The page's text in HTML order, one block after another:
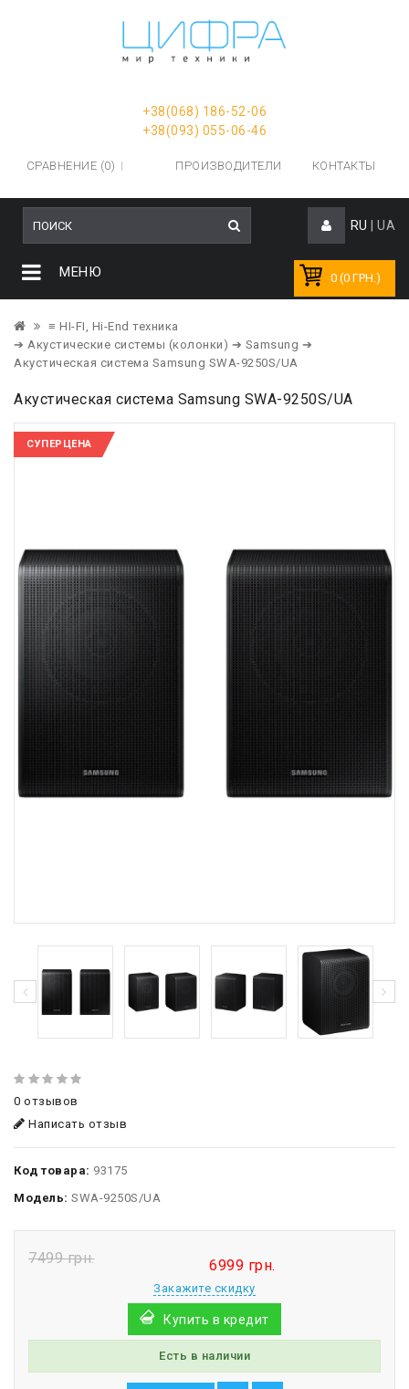
+38(068) 186-52-06
+38(093) 055-06-46
СРАВНЕНИЕ (0) ПРОИЗВОДИТЕЛИ КОНТАКТЫ
RU UA
0 (0 ГРН.)
МЕНЮ
≡ HI-FI, Hi-End техника
➔ Акустические системы (колонки) ➔ Samsung ➔
Акустическая система Samsung SWA-9250S/UA
Акустическая система Samsung SWA-9250S/UA
СУПЕРЦЕНА
0 отзывов
Написать отзыв
Код товара: 93175
Модель: SWA-9250S/UA
7499 грн. 6999 грн.
Закажите скидку
Купить в кредит
Есть в наличии